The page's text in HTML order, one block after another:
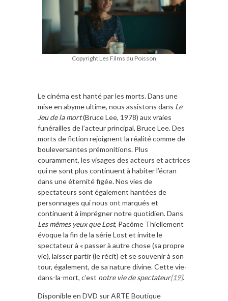
Copyright Les Films du Poisson
Le cinéma est hanté par les morts. Dans une
mise en abyme ultime, nous assistons dans Le
Jeu de la mort(Bruce Lee, 1978) aux vraies
funérailles de l’acteur principal, Bruce Lee. Des
morts de fiction rejoignent la réalité comme de
bouleversantes prémonitions. Plus
couramment, les visages des acteurs et actrices
qui ne sont plus continuent à habiter l’écran
dans une éternité figée. Nos vies de
spectateurs sont également hantées de
personnages qui nous ont marqués et
continuent à imprégner notre quotidien. Dans
Les mêmes yeux que Lost, Pacôme Thiellement
évoque la fin de la série Lost et invite le
spectateur à « passer à autre chose (sa propre
vie), laisser partir (le récit) et se souvenir à son
tour, également, de sa nature divine. Cette vie-
dans-la-mort, c’est notre vie de spectateur[19].
Disponible en DVD sur ARTE Boutique